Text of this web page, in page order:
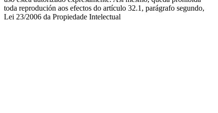
toda reprodución aos efectos do artículo 32.1, parágrafo segundo,
Lei 23/2006 da Propiedade Intelectual